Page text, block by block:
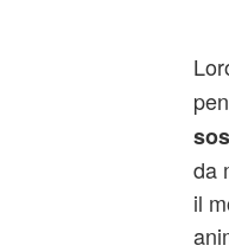
da
il